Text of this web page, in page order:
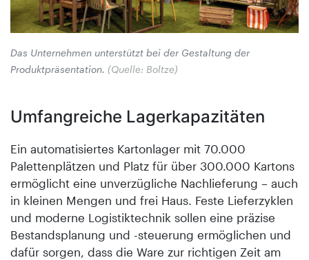
Das Unternehmen unterstützt bei der Gestaltung der
Produktpräsentation. (Quelle: Boltze)
Umfangreiche Lagerkapazitäten
Ein automatisiertes Kartonlager mit 70.000
Palettenplätzen und Platz für über 300.000 Kartons
ermöglicht eine unverzügliche Nachlieferung – auch
in kleinen Mengen und frei Haus. Feste Lieferzyklen
und moderne Logistiktechnik sollen eine präzise
Bestandsplanung und -steuerung ermöglichen und
dafür sorgen, dass die Ware zur richtigen Zeit am